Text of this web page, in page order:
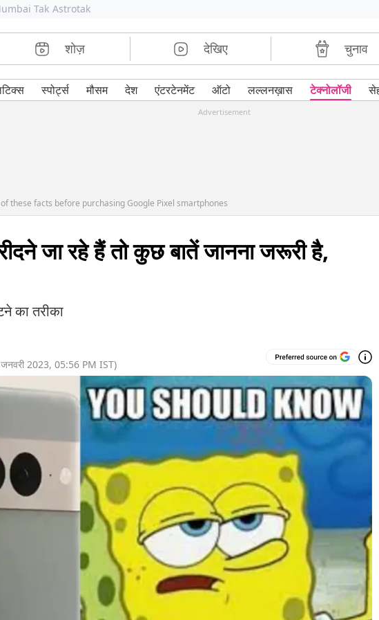
Tak Astrotak
शोज़ देखिए चुनाव
स्पोर्ट्स मौसम देश एंटरटेनमेंट ऑटो लल्लनख़ास टेक्नोलॉजी
Advertisement
these facts before purchasing Google Pixel smartphones
जा रहे हैं तो कुछ बातें जानना जरूरी है,
का तरीका
2023, 05:56 PM IST)